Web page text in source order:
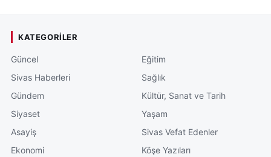
KATEGORILER
Güncel
Sivas Haberleri
Gündem
Siyaset
Asayiş
Ekonomi
Eğitim
Sağlık
Kültür, Sanat ve Tarih
Yaşam
Sivas Vefat Edenler
Köşe Yazıları